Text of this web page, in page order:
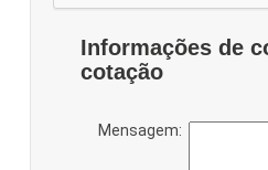
Informações de
cotação
Mensagem: